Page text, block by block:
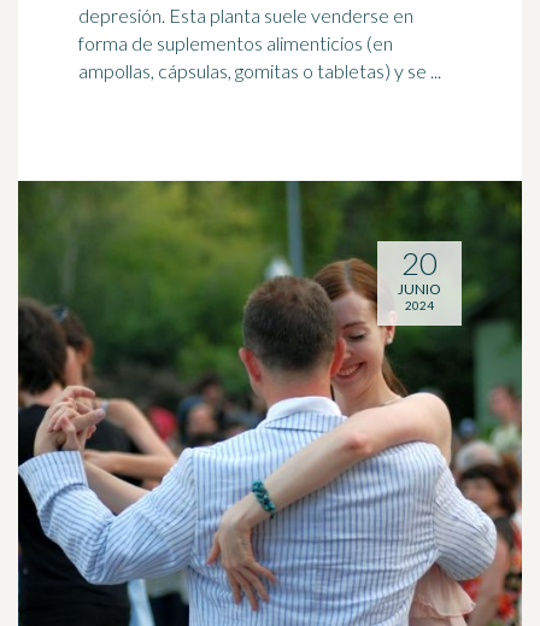
depresión. Esta planta suele venderse en
forma de suplementos alimenticios (en
ampollas, cápsulas, gomitas o tabletas) y se ...
20
JUNIO
2024